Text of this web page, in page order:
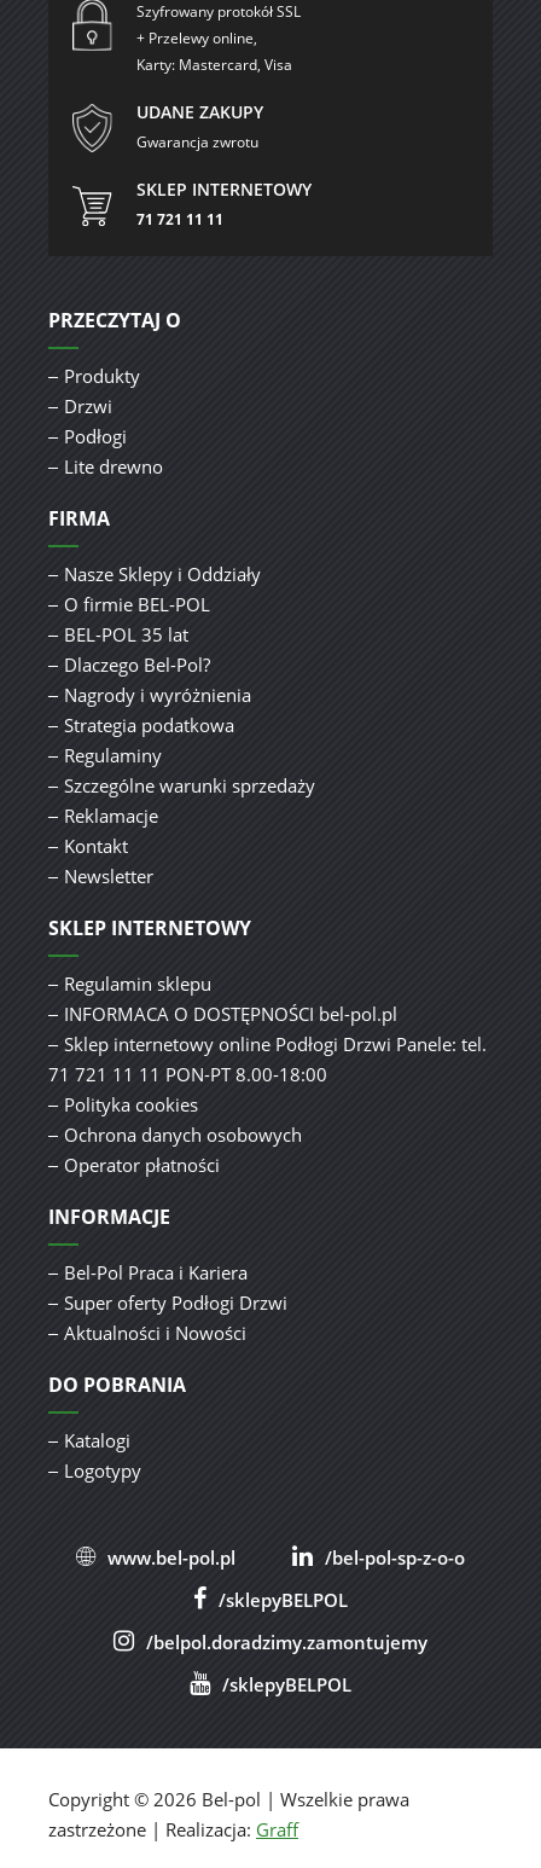
Szyfrowany protokół SSL
+ Przelewy online,
Karty: Mastercard, Visa
UDANE ZAKUPY
Gwarancja zwrotu
SKLEP INTERNETOWY
71 721 11 11
PRZECZYTAJ O
Produkty
Drzwi
Podłogi
Lite drewno
FIRMA
Nasze Sklepy i Oddziały
O firmie BEL-POL
BEL-POL 35 lat
Dlaczego Bel-Pol?
Nagrody i wyróżnienia
Strategia podatkowa
Regulaminy
Szczególne warunki sprzedaży
Reklamacje
Kontakt
Newsletter
SKLEP INTERNETOWY
Regulamin sklepu
INFORMACA O DOSTĘPNOŚCI bel-pol.pl
Sklep internetowy online Podłogi Drzwi Panele: tel.
71 721 11 11 PON-PT 8.00-18:00
Polityka cookies
Ochrona danych osobowych
Operator płatności
INFORMACJE
Bel-Pol Praca i Kariera
Super oferty Podłogi Drzwi
Aktualności i Nowości
DO POBRANIA
Katalogi
Logotypy
www.bel-pol.pl
/bel-pol-sp-z-o-o
/sklepyBELPOL
/belpol.doradzimy.zamontujemy
/sklepyBELPOL
Copyright © 2026 Bel-pol | Wszelkie prawa
zastrzeżone | Realizacja: Graff